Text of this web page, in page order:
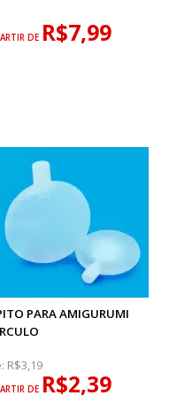
DE R$7,99
PARA AMIGURUMI
R$3,19
DE R$2,39